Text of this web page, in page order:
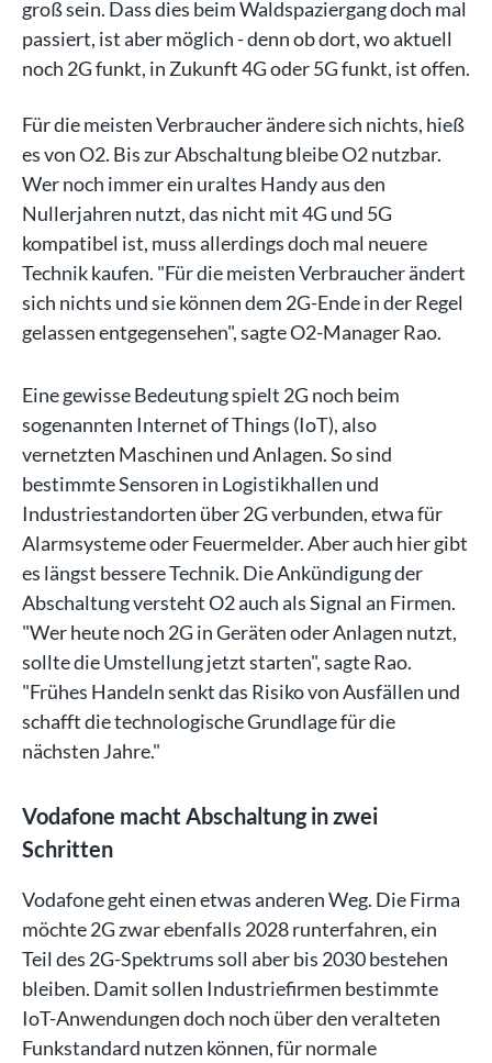
groß sein. Dass dies beim Waldspaziergang doch mal
passiert, ist aber möglich - denn ob dort, wo aktuell
noch 2G funkt, in Zukunft 4G oder 5G funkt, ist offen.
Für die meisten Verbraucher ändere sich nichts, hieß
es von O2. Bis zur Abschaltung bleibe O2 nutzbar.
Wer noch immer ein uraltes Handy aus den
Nullerjahren nutzt, das nicht mit 4G und 5G
kompatibel ist, muss allerdings doch mal neuere
Technik kaufen. "Für die meisten Verbraucher ändert
sich nichts und sie können dem 2G-Ende in der Regel
gelassen entgegensehen", sagte O2-Manager Rao.
Eine gewisse Bedeutung spielt 2G noch beim
sogenannten Internet of Things (IoT), also
vernetzten Maschinen und Anlagen. So sind
bestimmte Sensoren in Logistikhallen und
Industriestandorten über 2G verbunden, etwa für
Alarmsysteme oder Feuermelder. Aber auch hier gibt
es längst bessere Technik. Die Ankündigung der
Abschaltung versteht O2 auch als Signal an Firmen.
"Wer heute noch 2G in Geräten oder Anlagen nutzt,
sollte die Umstellung jetzt starten", sagte Rao.
"Frühes Handeln senkt das Risiko von Ausfällen und
schafft die technologische Grundlage für die
nächsten Jahre."
Vodafone macht Abschaltung in zwei
Schritten
Vodafone geht einen etwas anderen Weg. Die Firma
möchte 2G zwar ebenfalls 2028 runterfahren, ein
Teil des 2G-Spektrums soll aber bis 2030 bestehen
bleiben. Damit sollen Industriefirmen bestimmte
IoT-Anwendungen doch noch über den veralteten
Funkstandard nutzen können, für normale